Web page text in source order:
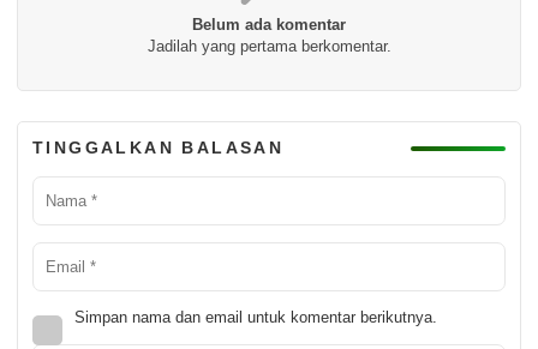
Belum ada komentar
Jadilah yang pertama berkomentar.
TINGGALKAN BALASAN
Simpan nama dan email untuk komentar berikutnya.